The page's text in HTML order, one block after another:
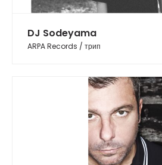
DJ Sodeyama
ARPA Records / трип